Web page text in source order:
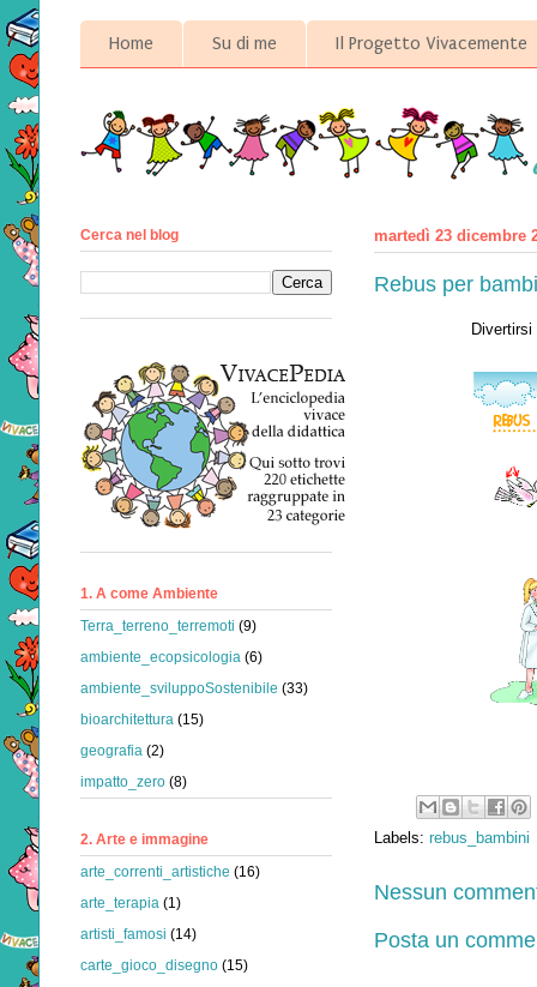
Home Su di me Il Progetto Vivacemente
martedì 23 dicembre
Rebus per
Labels: rebus_bambini
Nessun
Posta un
Cerca nel blog
1. A come Ambiente
Terra_terreno_terremoti (9)
ambiente_ecopsicologia (6)
ambiente_sviluppoSostenibile (33)
bioarchitettura (15)
geografia (2)
impatto_zero (8)
2. Arte e immagine
arte_correnti_artistiche (16)
arte_terapia (1)
artisti_famosi (14)
carte_gioco_disegno (15)